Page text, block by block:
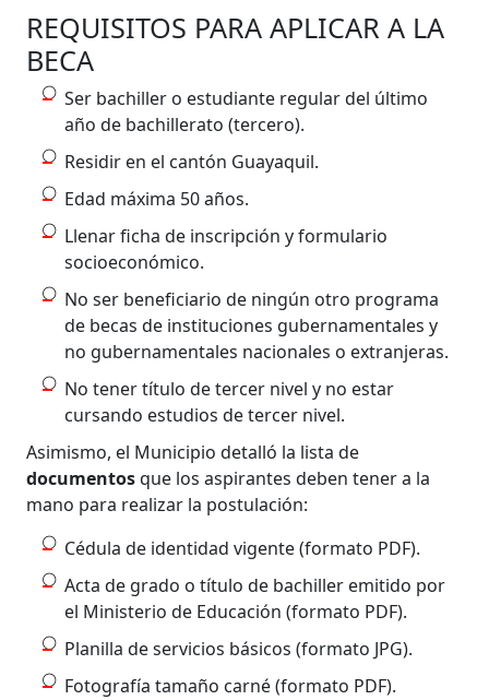
REQUISITOS PARA APLICAR A LA
BECA
Ser bachiller o estudiante regular del último
año de bachillerato (tercero).
Residir en el cantón Guayaquil.
Edad máxima 50 años.
Llenar ficha de inscripción y formulario
socioeconómico.
No ser beneficiario de ningún otro programa
de becas de instituciones gubernamentales y
no gubernamentales nacionales o extranjeras.
No tener título de tercer nivel y no estar
cursando estudios de tercer nivel.
Asimismo, el Municipio detalló la lista de
documentosque los aspirantes deben tener a la
mano para realizar la postulación:
Cédula de identidad vigente (formato PDF).
Acta de grado o título de bachiller emitido por
el Ministerio de Educación (formato PDF).
Planilla de servicios básicos (formato JPG).
Fotografía tamaño carné (formato PDF).